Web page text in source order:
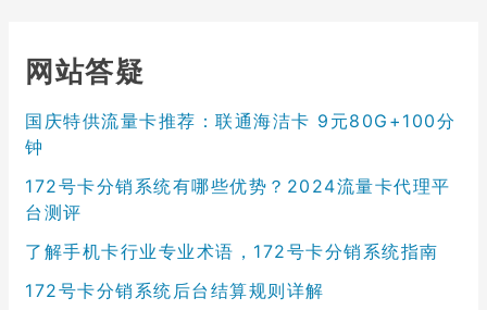
网站答疑
国庆特供流量卡推荐：联通海洁卡 9元80G+100分
钟
172号卡分销系统有哪些优势？2024流量卡代理平
台测评
了解手机卡行业专业术语，172号卡分销系统指南
172号卡分销系统后台结算规则详解